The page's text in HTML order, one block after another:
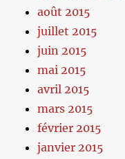
août 2015
juillet 2015
juin 2015
mai 2015
avril 2015
mars 2015
février 2015
janvier 2015